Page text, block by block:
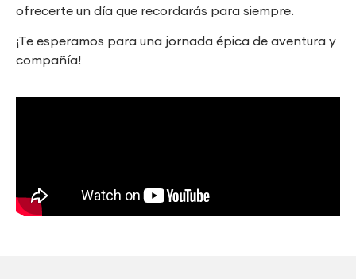
ofrecerte un día que recordarás para siempre.
¡Te esperamos para una jornada épica de aventura y
compañía!